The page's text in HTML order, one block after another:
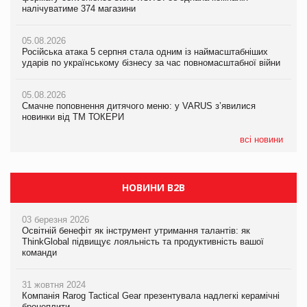
налічуватиме 374 магазини
05.08.2026
Російська атака 5 серпня стала одним із наймасштабніших
ударів по українському бізнесу за час повномасштабної війни
05.08.2026
Смачне поповнення дитячого меню: у VARUS з’явилися
новинки від ТМ ТОКЕРИ
всі новини
новинки від ТМ ТОКЕРИ
05.08.2026
Сергій Лісунов про заморожені хлібобулочні вироби на
PrivateLabel&FMCG Master 2026
04.08.2026
Через атаку РФ у Дніпрі пошкоджено склад шоколаду
Millennium
продуктів
НОВИНИ B2B
03 березня 2026
Освітній бенефіт як інструмент утримання талантів: як
ThinkGlobal підвищує лояльність та продуктивність вашої
команди
31 жовтня 2024
Компанія Rarog Tactical Gear презентувала надлегкі керамічні